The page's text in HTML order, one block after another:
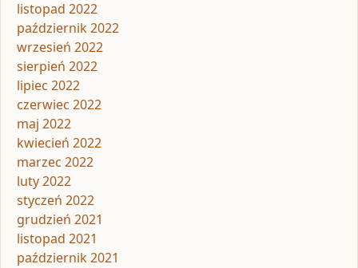
listopad 2022
październik 2022
wrzesień 2022
sierpień 2022
lipiec 2022
czerwiec 2022
maj 2022
kwiecień 2022
marzec 2022
luty 2022
styczeń 2022
grudzień 2021
listopad 2021
październik 2021